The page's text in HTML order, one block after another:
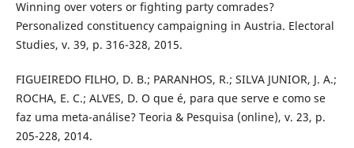
Winning over voters or fighting party comrades?
Personalized constituency campaigning in Austria. Electoral
Studies, v. 39, p. 316-328, 2015.
FIGUEIREDO FILHO, D. B.; PARANHOS, R.; SILVA JUNIOR, J. A.;
ROCHA, E. C.; ALVES, D. O que é, para que serve e como se
faz uma meta-análise? Teoria & Pesquisa (online), v. 23, p.
205-228, 2014.